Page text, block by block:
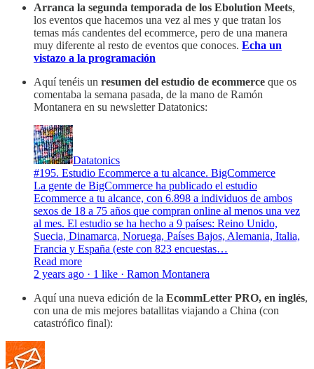
Arranca la segunda temporada de los Ebolution Meets,
los eventos que hacemos una vez al mes y que tratan los
temas más candentes del ecommerce, pero de una manera
muy diferente al resto de eventos que conoces. Echa un
vistazo a la programación
Aquí tenéis un resumen del estudio de ecommerce que os
comentaba la semana pasada, de la mano de Ramón
Montanera en su newsletter Datatonics:
Datatonics
#195. Estudio Ecommerce a tu alcance. BigCommerce
La gente de BigCommerce ha publicado el estudio
Ecommerce a tu alcance, con 6.898 a individuos de ambos
sexos de 18 a 75 años que compran online al menos una vez
al mes. El estudio se ha hecho a 9 países: Reino Unido,
Suecia, Dinamarca, Noruega, Países Bajos, Alemania, Italia,
Francia y España (este con 823 encuestas…
Read more
2 years ago · 1 like · Ramon Montanera
Aquí una nueva edición de la EcommLetter PRO, en inglés,
con una de mis mejores batallitas viajando a China (con
catastrófico final):